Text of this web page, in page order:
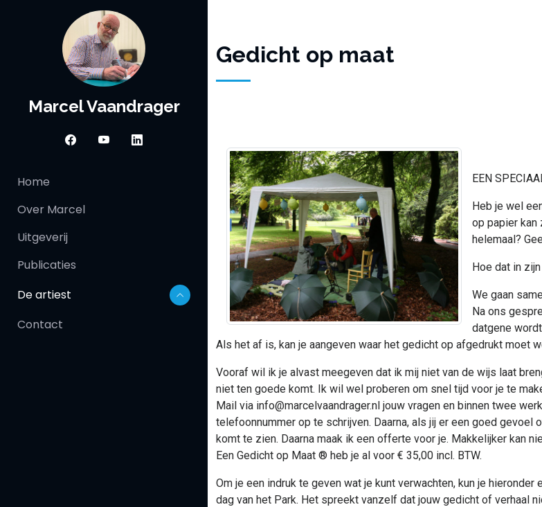
Marcel Vaandrager
Home
Over Marcel
Uitgeverij
Publicaties
De artiest
Contact
Gedicht op maat
EEN
Heb je wel
op papier kan
helemaal?
Hoe dat in
We gaan
Na ons
datgene
Als het af is, kan je aangeven waar het gedicht op afgedrukt moet
Vooraf wil ik je alvast meegeven dat ik mij niet van de wijs laat
niet ten goede komt. Ik wil wel proberen om snel tijd voor je te
Mail via info@marcelvaandrager.nl jouw vragen en binnen twee
telefoonnummer op te schrijven. Daarna, als jij er een goed
komt te zien. Daarna maak ik een offerte voor je. Makkelijker kan
Een Gedicht op Maat ® heb je al voor € 35,00 incl. BTW.
Om je een indruk te geven wat je kunt verwachten, kun je
dag van het Park. Het spreekt vanzelf dat jouw gedicht of verhaal